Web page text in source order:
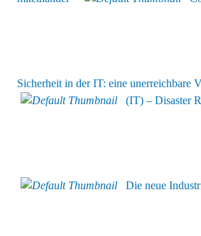
Sicherheit in der IT: eine unerreichbare
(IT) – Disaster
Die neue